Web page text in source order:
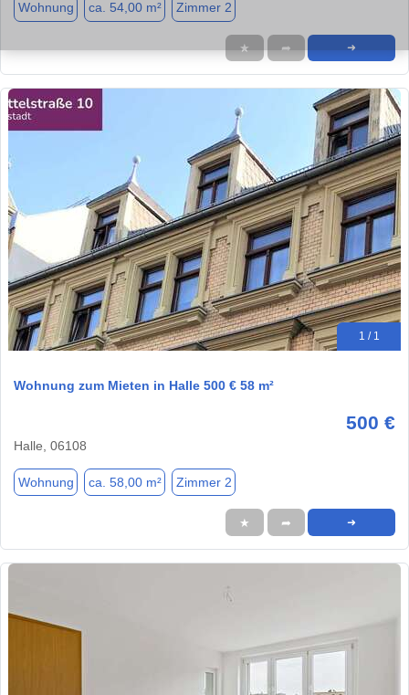
Wohnung ca. 54,00 m² Zimmer 2
★ ➦ ➜
1 / 1
Wohnung zum Mieten in Halle 500 € 58 m²
500 €
Halle, 06108
Wohnung ca. 58,00 m² Zimmer 2
★ ➦ ➜